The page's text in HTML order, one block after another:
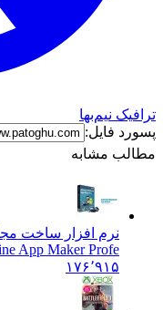
نیم‌بها
فایل:
مشابه
نرم افزار ساخت مجله و
Magazine App Maker Profe
۱۷۶٬۹۱۵